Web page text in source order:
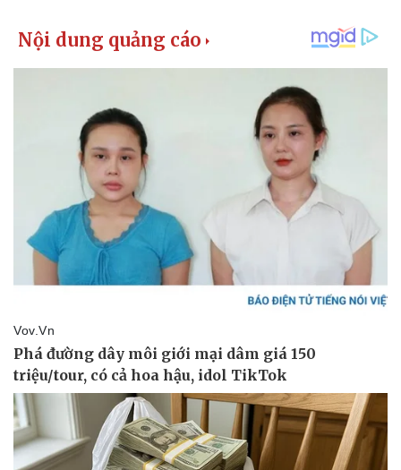
Bất động sản
Khởi nghiệp
Thị trường
Giá vàng
Tiêu dùng
Tỷ giá
Giá cà phê